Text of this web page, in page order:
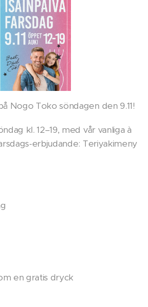
Nogo Toko söndagen den 9.11!
kl. 12–19, med vår vanliga à
erbjudande: Teriyakimeny
en gratis dryck 💛